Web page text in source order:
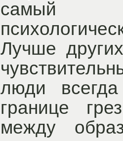
самый
Лучше
люди
границе
между